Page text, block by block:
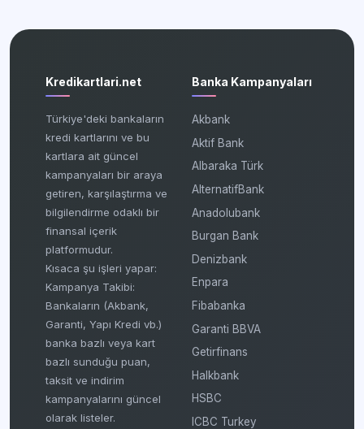
Kredikartlari.net
Türkiye'deki bankaların
kredi kartlarını ve bu
kartlara ait güncel
kampanyaları bir araya
getiren, karşılaştırma ve
bilgilendirme odaklı bir
finansal içerik
platformudur.
Kısaca şu işleri yapar:
Kampanya Takibi:
Bankaların (Akbank,
Garanti, Yapı Kredi vb.)
banka bazlı veya kart
bazlı sunduğu puan,
taksit ve indirim
kampanyalarını güncel
olarak listeler.
Banka Kampanyaları
Akbank
Aktif Bank
Albaraka Türk
AlternatifBank
Anadolubank
Burgan Bank
Denizbank
Enpara
Fibabanka
Garanti BBVA
Getirfinans
Halkbank
HSBC
ICBC Turkey